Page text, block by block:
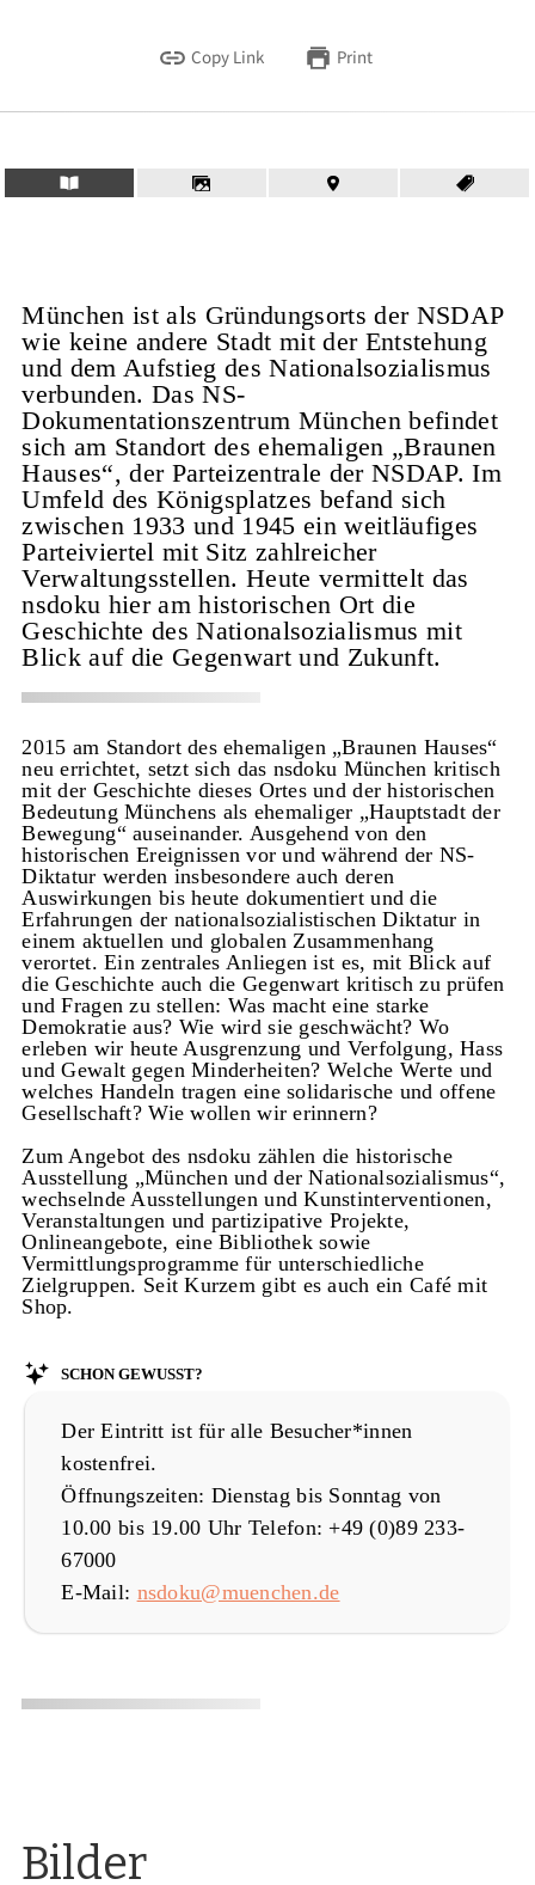
Copy Link Print
München ist als Gründungsorts der NSDAP
wie keine andere Stadt mit der Entstehung
und dem Aufstieg des Nationalsozialismus
verbunden. Das NS-
Dokumentationszentrum München befindet
sich am Standort des ehemaligen „Braunen
Hauses“, der Parteizentrale der NSDAP. Im
Umfeld des Königsplatzes befand sich
zwischen 1933 und 1945 ein weitläufiges
Parteiviertel mit Sitz zahlreicher
Verwaltungsstellen. Heute vermittelt das
nsdoku hier am historischen Ort die
Geschichte des Nationalsozialismus mit
Blick auf die Gegenwart und Zukunft.
2015 am Standort des ehemaligen „Braunen Hauses“
neu errichtet, setzt sich das nsdoku München kritisch
mit der Geschichte dieses Ortes und der historischen
Bedeutung Münchens als ehemaliger „Hauptstadt der
Bewegung“ auseinander. Ausgehend von den
historischen Ereignissen vor und während der NS-
Diktatur werden insbesondere auch deren
Auswirkungen bis heute dokumentiert und die
Erfahrungen der nationalsozialistischen Diktatur in
einem aktuellen und globalen Zusammenhang
verortet. Ein zentrales Anliegen ist es, mit Blick auf
die Geschichte auch die Gegenwart kritisch zu prüfen
und Fragen zu stellen: Was macht eine starke
Demokratie aus? Wie wird sie geschwächt? Wo
erleben wir heute Ausgrenzung und Verfolgung, Hass
und Gewalt gegen Minderheiten? Welche Werte und
welches Handeln tragen eine solidarische und offene
Gesellschaft? Wie wollen wir erinnern?
Zum Angebot des nsdoku zählen die historische
Ausstellung „München und der Nationalsozialismus“,
wechselnde Ausstellungen und Kunstinterventionen,
Veranstaltungen und partizipative Projekte,
Onlineangebote, eine Bibliothek sowie
Vermittlungsprogramme für unterschiedliche
Zielgruppen. Seit Kurzem gibt es auch ein Café mit
Shop.
Schon gewusst?
Der Eintritt ist für alle Besucher*innen
kostenfrei.
Öffnungszeiten: Dienstag bis Sonntag von
10.00 bis 19.00 Uhr Telefon: +49 (0)89 233-
67000
E-Mail: nsdoku@muenchen.de
Bilder